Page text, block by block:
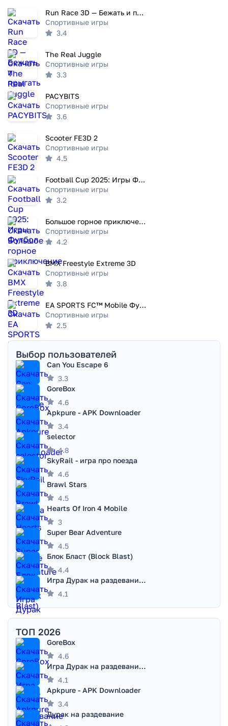
Run Race 3D — Бежать и прыгать
Спортивные игры
3.4
The Real Juggle
Спортивные игры
3.3
PACYBITS
Спортивные игры
3.6
Scooter FE3D 2
Спортивные игры
4.5
Football Cup 2025: Игры Футбол
Спортивные игры
3.2
Большое горное приключение
Спортивные игры
4.2
BMX Freestyle Extreme 3D
Спортивные игры
3.8
EA SPORTS FC™ Mobile Футбол
Спортивные игры
2.5
Выбор пользователей
Can You Escape 6
3.3
GoreBox
4.6
Apkpure - APK Downloader
3.4
selector
4.8
SkyRail - игра про поезда
4.6
Brawl Stars
4.5
Hearts Of Iron 4 Mobile
3
Super Bear Adventure
4.5
Блок Бласт (Block Blast)
4.4
Игра Дурак на раздевание - Правила игры
4.1
ТОП 2026
GoreBox
4.6
Игра Дурак на раздевание - Правила игры
4.1
Apkpure - APK Downloader
3.4
Дурак на раздевание